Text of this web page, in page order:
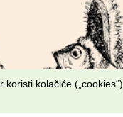
koristi kolačiće